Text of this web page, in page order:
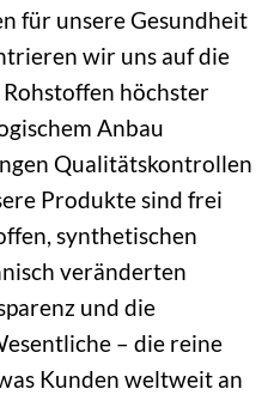
für unsere Gesundheit
wir uns auf die
höchster
Anbau
Qualitätskontrollen
Produkte sind frei
synthetischen
veränderten
und die
– die reine
Kunden weltweit an